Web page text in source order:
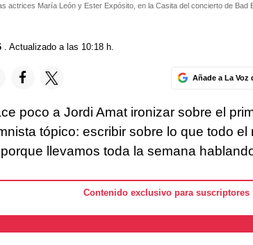
actrices María León y Ester Expósito, en la Casita del concierto de Bad
. Actualizado a las 10:18 h.
Añade a La Voz
poco a Jordi Amat ironizar sobre el
tópico: escribir sobre lo que todo
llevamos toda la semana
Contenido exclusivo para suscriptores